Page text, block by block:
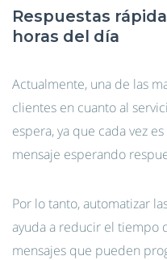
Respuestas
horas del día
Actualmente, una de las
clientes en cuanto al
espera, ya que cada vez
mensaje esperando
Por lo tanto, automatizar
ayuda a reducir el tiempo
mensajes que pueden